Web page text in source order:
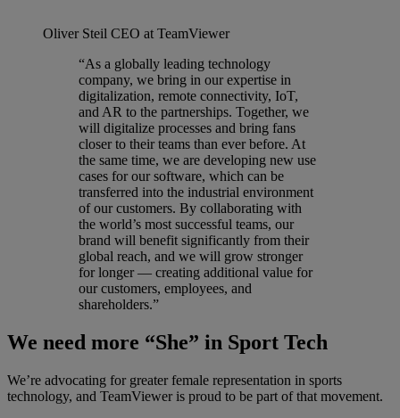
Oliver Steil CEO at TeamViewer
“As a globally leading technology
company, we bring in our expertise in
digitalization, remote connectivity, IoT,
and AR to the partnerships. Together, we
will digitalize processes and bring fans
closer to their teams than ever before. At
the same time, we are developing new use
cases for our software, which can be
transferred into the industrial environment
of our customers. By collaborating with
the world’s most successful teams, our
brand will benefit significantly from their
global reach, and we will grow stronger
for longer — creating additional value for
our customers, employees, and
shareholders.”
We need more “She” in Sport Tech
We’re advocating for greater female representation in sports
technology, and TeamViewer is proud to be part of that movement.